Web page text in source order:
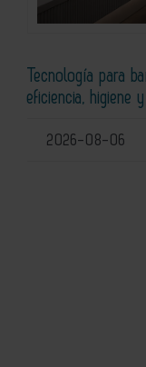
Tecnología para
eficiencia, higiene
2026-08-06